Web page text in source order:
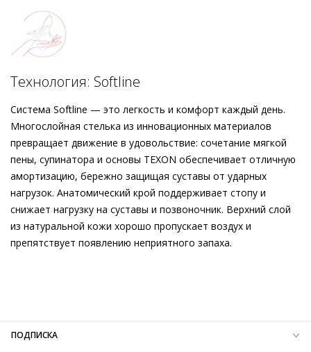
Подробнее о сервисе можно узнать на
форма носка служит женственным штрихом. Открытый крой
заботится о летней лёгкости, глянцевая кожаная подкладка
и мягкая стелька Softline обеспечивают исключительный
комфорт. Изделие дополнено выразительным блочным
каблуком трапециевидной формы. В качестве свадебных
платьем или брючным костюмом – открытые лодочки
составят компанию по особым поводам и без.
Технология: Softline
Система Softline — это легкость и комфорт каждый день.
Многослойная стелька из инновационных материалов
превращает движение в удовольствие: сочетание мягкой
пены, супинатора и основы TEXON обеспечивает отличную
амортизацию, бережно защищая суставы от ударных
нагрузок. Анатомический крой поддерживает стопу и
снижает нагрузку на суставы и позвоночник. Верхний слой
из натуральной кожи хорошо пропускает воздух и
препятствует появлению неприятного запаха.
Материал подошвы Термопластичный полиуретан (TPU)
Высота каблука
ПОДПИСКА